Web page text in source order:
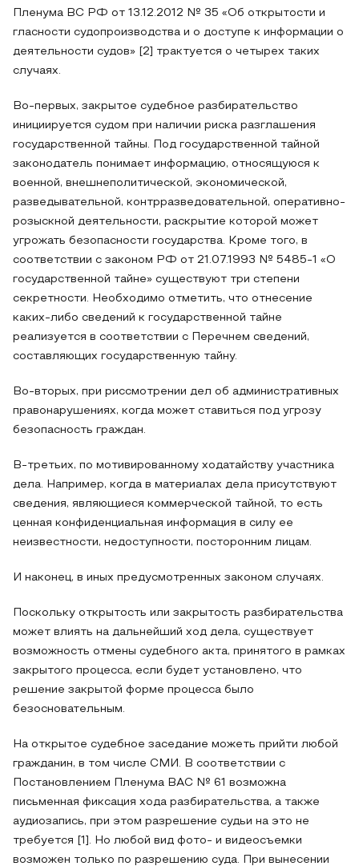
Пленума ВС РФ от 13.12.2012 № 35 «Об открытости и
гласности судопроизводства и о доступе к информации о
деятельности судов» [2] трактуется о четырех таких
случаях.
Во-первых, закрытое судебное разбирательство
инициируется судом при наличии риска разглашения
государственной тайны. Под государственной тайной
законодатель понимает информацию, относящуюся к
военной, внешнеполитической, экономической,
разведывательной, контрразведовательной, оперативно-
розыскной деятельности, раскрытие которой может
угрожать безопасности государства. Кроме того, в
соответствии с законом РФ от 21.07.1993 № 5485-1 «О
государственной тайне» существуют три степени
секретности. Необходимо отметить, что отнесение
каких-либо сведений к государственной тайне
реализуется в соответствии с Перечнем сведений,
составляющих государственную тайну.
Во-вторых, при риссмотрении дел об административных
правонарушениях, когда может ставиться под угрозу
безопасность граждан.
В-третьих, по мотивированному ходатайству участника
дела. Например, когда в материалах дела присутствуют
сведения, являющиеся коммерческой тайной, то есть
ценная конфиденциальная информация в силу ее
неизвестности, недоступности, посторонним лицам.
И наконец, в иных предусмотренных законом случаях.
Поскольку открытость или закрытость разбирательства
может влиять на дальнейший ход дела, существует
возможность отмены судебного акта, принятого в рамках
закрытого процесса, если будет установлено, что
решение закрытой форме процесса было
безосновательным.
На открытое судебное заседание можеть прийти любой
гражданин, в том числе СМИ. В соответствии с
Постановлением Пленума ВАС № 61 возможна
письменная фиксация хода разбирательства, а также
аудиозапись, при этом разрешение судьи на это не
требуется [1]. Но любой вид фото- и видеосъемки
возможен только по разрешению суда. При вынесении